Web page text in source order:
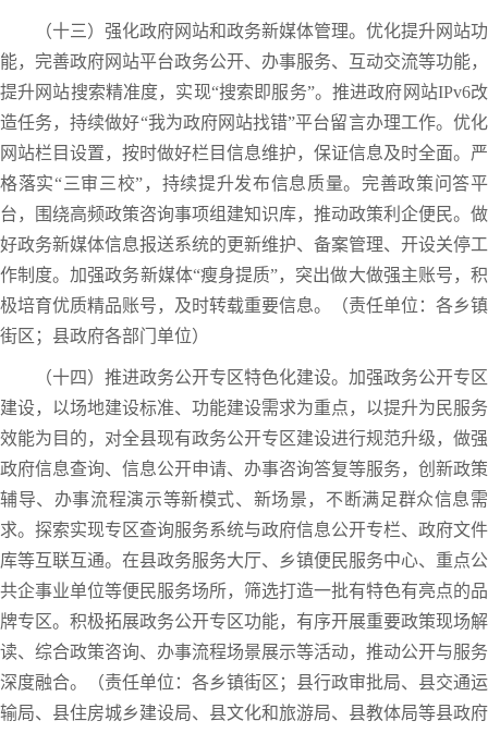
（十三）强化政府网站和政务新媒体管理。优化提升网站功
能，完善政府网站平台政务公开、办事服务、互动交流等功能，
提升网站搜索精准度，实现“搜索即服务”。推进政府网站IPv6改
造任务，持续做好“我为政府网站找错”平台留言办理工作。优化
网站栏目设置，按时做好栏目信息维护，保证信息及时全面。严
格落实“三审三校”，持续提升发布信息质量。完善政策问答平
台，围绕高频政策咨询事项组建知识库，推动政策利企便民。做
好政务新媒体信息报送系统的更新维护、备案管理、开设关停工
作制度。加强政务新媒体“瘦身提质”，突出做大做强主账号，积
极培育优质精品账号，及时转载重要信息。（责任单位：各乡镇
街区；县政府各部门单位）
（十四）推进政务公开专区特色化建设。加强政务公开专区
建设，以场地建设标准、功能建设需求为重点，以提升为民服务
效能为目的，对全县现有政务公开专区建设进行规范升级，做强
政府信息查询、信息公开申请、办事咨询答复等服务，创新政策
辅导、办事流程演示等新模式、新场景，不断满足群众信息需
求。探索实现专区查询服务系统与政府信息公开专栏、政府文件
库等互联互通。在县政务服务大厅、乡镇便民服务中心、重点公
共企事业单位等便民服务场所，筛选打造一批有特色有亮点的品
牌专区。积极拓展政务公开专区功能，有序开展重要政策现场解
读、综合政策咨询、办事流程场景展示等活动，推动公开与服务
深度融合。（责任单位：各乡镇街区；县行政审批局、县交通运
输局、县住房城乡建设局、县文化和旅游局、县教体局等县政府